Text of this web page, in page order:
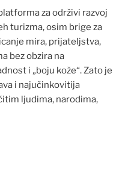
za održivi razvoj
turizma, osim brige za
mira, prijateljstva,
bez obzira na
i „boju kože“. Zato je
i najučinkovitija
ljudima, narodima,